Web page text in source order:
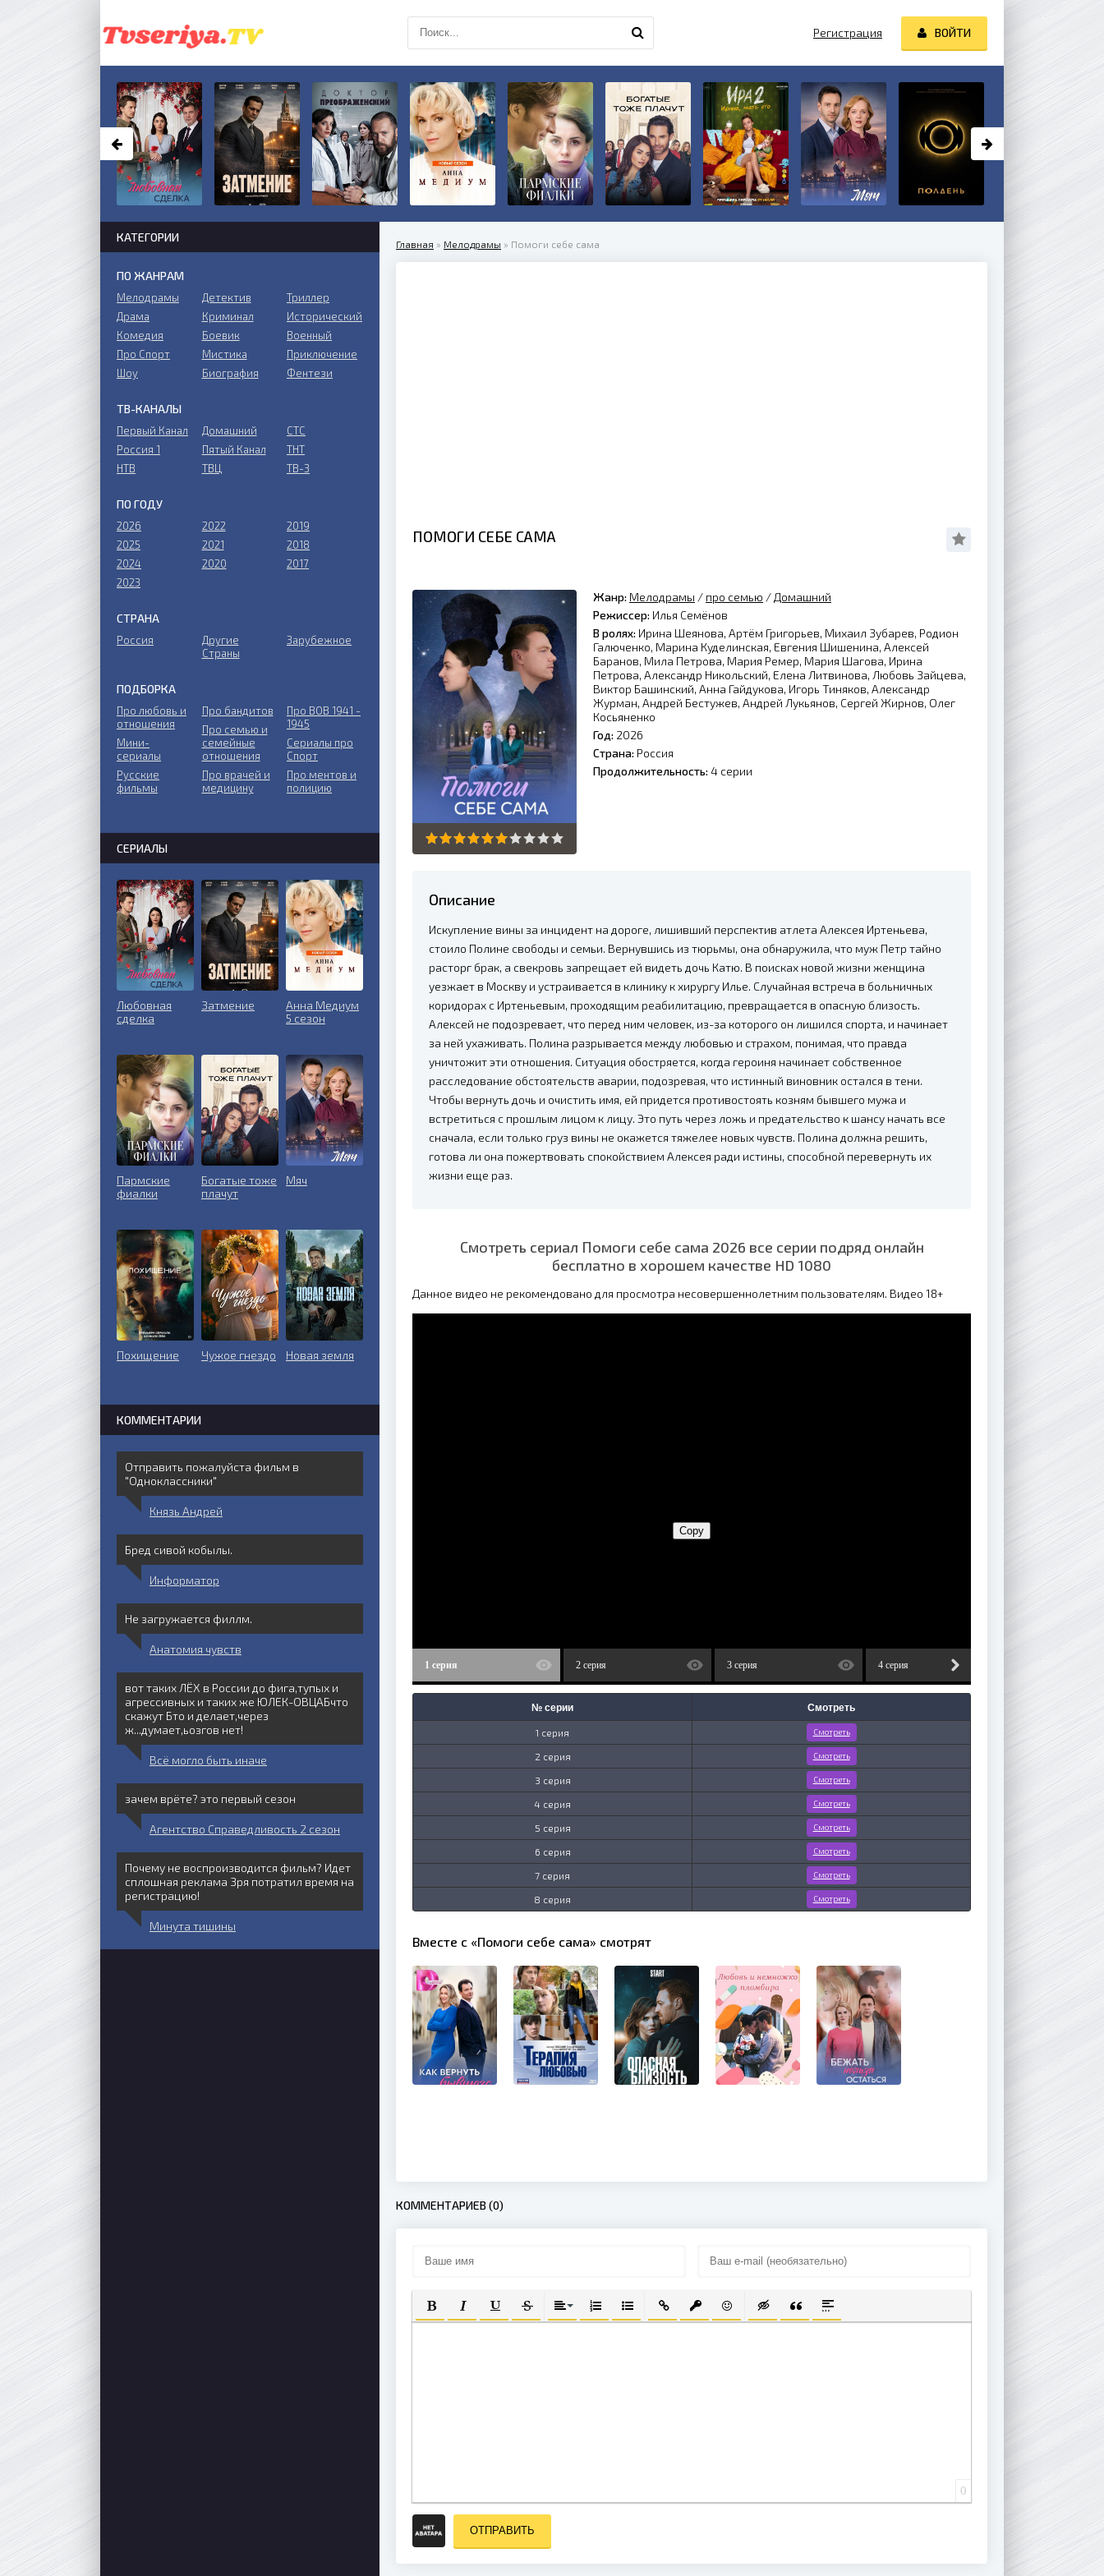
Главная » Мелодрамы » Помоги себе сама
ПОМОГИ СЕБЕ САМА
Жанр: Мелодрамы / про семью / Домашний
Режиссер: Илья Семёнов
В ролях: Ирина Шеянова, Артём Григорьев, Михаил Зубарев, Родион
Галюченко, Марина Куделинская, Евгения Шишенина, Алексей
Баранов, Мила Петрова, Мария Ремер, Мария Шагова, Ирина
Петрова, Александр Никольский, Елена Литвинова, Любовь Зайцева,
Виктор Башинский, Анна Гайдукова, Игорь Тиняков, Александр
Журман, Андрей Бестужев, Андрей Лукьянов, Сергей Жирнов, Олег
Косьяненко
Год: 2026
Страна: Россия
Продолжительность: 4 серии
Описание
Искупление вины за инцидент на дороге, лишивший перспектив атлета Алексея Иртеньева,
стоило Полине свободы и семьи. Вернувшись из тюрьмы, она обнаружила, что муж Петр тайно
расторг брак, а свекровь запрещает ей видеть дочь Катю. В поисках новой жизни женщина
уезжает в Москву и устраивается в клинику к хирургу Илье. Случайная встреча в больничных
коридорах с Иртеньевым, проходящим реабилитацию, превращается в опасную близость.
Алексей не подозревает, что перед ним человек, из-за которого он лишился спорта, и начинает
за ней ухаживать. Полина разрывается между любовью и страхом, понимая, что правда
уничтожит эти отношения. Ситуация обостряется, когда героиня начинает собственное
расследование обстоятельств аварии, подозревая, что истинный виновник остался в тени.
Чтобы вернуть дочь и очистить имя, ей придется противостоять козням бывшего мужа и
встретиться с прошлым лицом к лицу. Это путь через ложь и предательство к шансу начать все
сначала, если только груз вины не окажется тяжелее новых чувств. Полина должна решить,
готова ли она пожертвовать спокойствием Алексея ради истины, способной перевернуть их
жизни еще раз.
Смотреть сериал Помоги себе сама 2026 все серии подряд онлайн
бесплатно в хорошем качестве HD 1080
Данное видео не рекомендовано для просмотра несовершеннолетним пользователям. Видео 18+
1 серия 2 серия 3 серия 4 серия
№ серии Смотреть
1 серия Смотреть
2 серия Смотреть
3 серия Смотреть
4 серия Смотреть
5 серия Смотреть
6 серия Смотреть
7 серия Смотреть
8 серия Смотреть
Вместе с «Помоги себе сама» смотрят
КОММЕНТАРИЕВ (0)
ПОЛУЖИРНЫЙ
КУРСИВПОДЧЕРКНУТЫЙ
ЗАЧЕРКНУТЫЙВЫРАВНИВАНИЕ
НУМЕРОВАННЫЙ СПИСОК
МАРКИРОВАННЫЙ СПИСОК
ВСТАВИТЬ ССЫЛКУ
ВСТАВИТЬ ЗАЩИЩЕННУЮ ССЫЛКУ
ВСТАВИТЬ СМАЙЛИК
ВСТАВКА СКРЫТОГО ТЕКСТА
ВСТАВКА ЦИТАТЫ
ВСТАВКА СПОЙЛЕРА
0
ОТПРАВИТЬ
КАТЕГОРИИ
ПО ЖАНРАМ
Мелодрамы
Драма
Комедия
Про Спорт
Шоу
Детектив
Криминал
Боевик
Мистика
Биография
Триллер
Исторический
Военный
Приключение
Фентези
ТВ-КАНАЛЫ
Первый Канал
Россия 1
НТВ
Домашний
Пятый Канал
ТВЦ
СТС
ТНТ
ТВ-3
ПО ГОДУ
2026
2025
2024
2023
2022
2021
2020
2019
2018
2017
СТРАНА
Россия
Другие
Страны
Зарубежное
ПОДБОРКА
Про любовь и
отношения
Мини-
сериалы
Русские
фильмы
Про бандитов
Пpo ceмью и
ceмeйныe
oтнoшeния
Пpo врачей и
медицину
Пpo ВОВ 1941 -
1945
Сериалы про
Спорт
Про ментов и
полицию
СЕРИАЛЫ
Любовная
сделка
Затмение
Анна Медиум
5 сезон
Пармские
фиалки
Богатые тоже
плачут
Мяч
Похищение Чужое гнездо Новая земля
КОММЕНТАРИИ
Отправить пожалуйста фильм в
"Одноклассники"
Князь Андрей
Бред сивой кобылы.
Информатор
Не загружается филлм.
Анатомия чувств
вот таких ЛЁХ в России до фига,тупых и
агрессивных и таких же ЮЛЕК-ОВЦАБчто
скажут Бто и делает,через
ж...думает,ьозгов нет!
Всё могло быть иначе
зачем врёте? это первый сезон
Агентство Справедливость 2 сезон
Почему не воспроизводится фильм? Идет
сплошная реклама Зря потратил время на
регистрацию!
Минута тишины
Регистрация ВОЙТИ